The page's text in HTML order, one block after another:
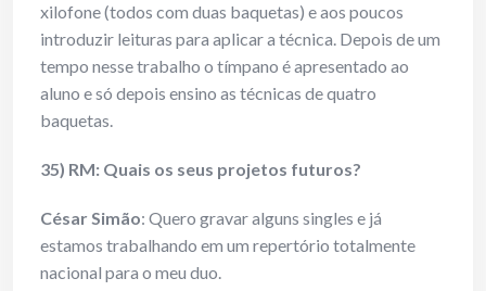
xilofone (todos com duas baquetas) e aos poucos
introduzir leituras para aplicar a técnica. Depois de um
tempo nesse trabalho o tímpano é apresentado ao
aluno e só depois ensino as técnicas de quatro
baquetas.
35) RM: Quais os seus projetos futuros?
César Simão: Quero gravar alguns singles e já
estamos trabalhando em um repertório totalmente
nacional para o meu duo.